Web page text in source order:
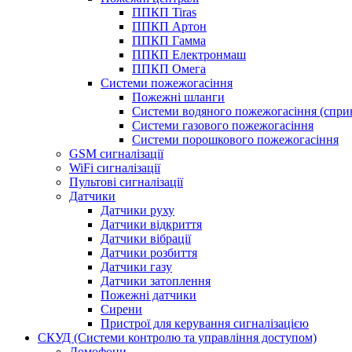
ППКП Tiras
ППКП Артон
ППКП Гамма
ППКП Електронмаш
ППКП Омега
Системи пожежогасіння
Пожежні шланги
Системи водяного пожежогасіння
Системи газового пожежогасіння
Системи порошкового пожежогасіння
GSM сигналізації
WiFi сигналізації
Пультові сигналізації
Датчики
Датчики руху
Датчики відкриття
Датчики вібрації
Датчики розбиття
Датчики газу
Датчики затоплення
Пожежні датчики
Сирени
Пристрої для керування сигналізацією
СКУД (Системи контролю та управління доступом)